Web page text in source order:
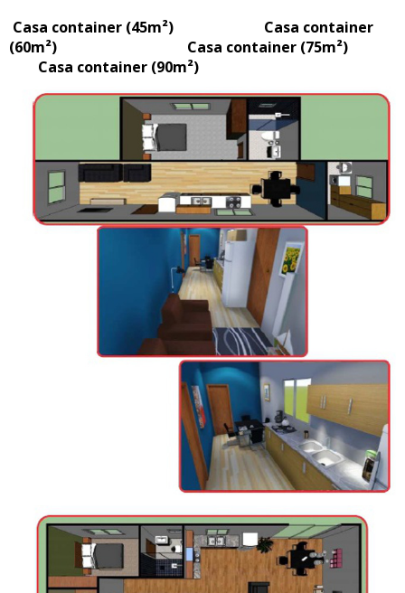
Casa container (45m²) Casa container
(60m²) Casa container (75m²)
Casa container (90m²)